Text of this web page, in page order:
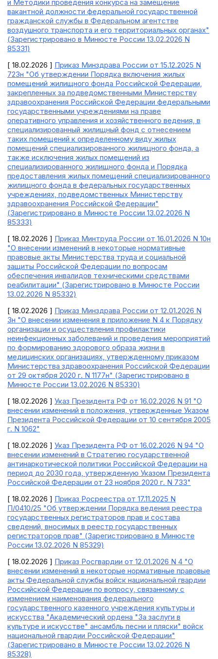
и Методики проведения конкурса на замещение
вакантной должности федеральной государственной
гражданской службы в Федеральном агентстве
воздушного транспорта и его территориальных органах"
(Зарегистрировано в Минюсте России 13.02.2026 N
85331)
[ 18.02.2026 ] Приказ Минздрава России от 15.12.2025 N
723н "Об утверждении Порядка включения жилых
помещений жилищного фонда Российской Федерации,
закрепленных за подведомственными Министерству
здравоохранения Российской Федерации федеральными
государственными учреждениями на праве
оперативного управления и хозяйственного ведения, в
специализированный жилищный фонд с отнесением
таких помещений к определенному виду жилых
помещений специализированного жилищного фонда, а
также исключения жилых помещений из
специализированного жилищного фонда и Порядка
предоставления жилых помещений специализированного
жилищного фонда в федеральных государственных
учреждениях, подведомственных Министерству
здравоохранения Российской Федерации"
(Зарегистрировано в Минюсте России 13.02.2026 N
85333)
[ 18.02.2026 ] Приказ Минтруда России от 16.01.2026 N 10н
"О внесении изменений в некоторые нормативные
правовые акты Министерства труда и социальной
защиты Российской Федерации по вопросам
обеспечения инвалидов техническими средствами
реабилитации" (Зарегистрировано в Минюсте России
13.02.2026 N 85332)
[ 18.02.2026 ] Приказ Минздрава России от 12.01.2026 N
3н "О внесении изменения в приложение N 4 к Порядку
организации и осуществления профилактики
неинфекционных заболеваний и проведения мероприятий
по формированию здорового образа жизни в
медицинских организациях, утвержденному приказом
Министерства здравоохранения Российской Федерации
от 29 октября 2020 г. N 1177н" (Зарегистрировано в
Минюсте России 13.02.2026 N 85330)
[ 18.02.2026 ] Указ Президента РФ от 16.02.2026 N 91 "О
внесении изменений в положения, утвержденные Указом
Президента Российской Федерации от 10 сентября 2005
г. N 1062"
[ 18.02.2026 ] Указ Президента РФ от 16.02.2026 N 94 "О
внесении изменений в Стратегию государственной
антинаркотической политики Российской Федерации на
период до 2030 года, утвержденную Указом Президента
Российской Федерации от 23 ноября 2020 г. N 733"
[ 18.02.2026 ] Приказ Росреестра от 17.11.2025 N
П/0410/25 "Об утверждении Порядка ведения реестра
государственных регистраторов прав и состава
сведений, вносимых в реестр государственных
регистраторов прав" (Зарегистрировано в Минюсте
России 13.02.2026 N 85329)
[ 18.02.2026 ] Приказ Росгвардии от 12.01.2026 N 4 "О
внесении изменений в некоторые нормативные правовые
акты Федеральной службы войск национальной гвардии
Российской Федерации по вопросу, связанному с
изменением наименования федерального
государственного казенного учреждения культуры и
искусства "Академический ордена "За заслуги в
культуре и искусстве" ансамбль песни и пляски" войск
национальной гвардии Российской Федерации"
(Зарегистрировано в Минюсте России 13.02.2026 N
85328)